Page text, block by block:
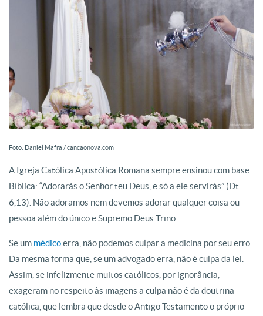
Foto: Daniel Mafra / cancaonova.com
A Igreja Católica Apostólica Romana sempre ensinou com base
Bíblica: “Adorarás o Senhor teu Deus, e só a ele servirás” (Dt
6,13). Não adoramos nem devemos adorar qualquer coisa ou
pessoa além do único e Supremo Deus Trino.
Se um médicoerra, não podemos culpar a medicina por seu erro.
Da mesma forma que, se um advogado erra, não é culpa da lei.
Assim, se infelizmente muitos católicos, por ignorância,
exageram no respeito às imagens a culpa não é da doutrina
católica, que lembra que desde o Antigo Testamento o próprio